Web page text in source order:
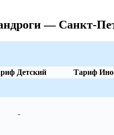
— Санкт-
Детский
Тариф
-